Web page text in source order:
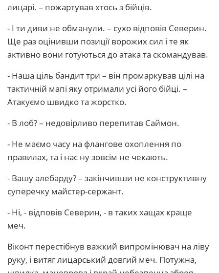
лицарі. – пожартував хтось з бійців.
- І ти диви не обманули. – сухо відповів Северин.
Ще раз оцінивши позиції ворожих сил і те як
активно вони готуються до атака та скомандував.
- Наша ціль бандит три – він промаркував цілі на
тактичній мапі яку отримали усі його бійці. –
Атакуємо швидко та жорстко.
- В лоб? – недовірливо перепитав Саймон.
- Не маємо часу на флангове охоплення по
правилах, та і нас ну зовсім не чекають.
- Вашу алебарду? – закінчивши не конструктивну
суперечку майстер-сержант.
- Ні, - відповів Северин, - в таких хащах краще
меч.
Віконт перестібнув важкий випромінювач на ліву
руку, і витяг лицарський довгий меч. Потужна,